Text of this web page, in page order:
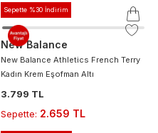
Sepette %30 İndirim
New Balance
New Balance Athletics French Terry
Kadın Krem Eşofman Altı
3.799 TL
Sepette: 2.659 TL